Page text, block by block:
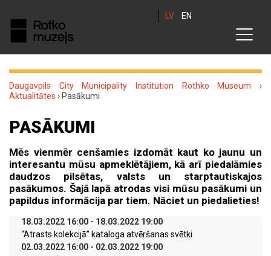
LV EN
Daugavpils City Municipality Institution Rothko Museum ›
Aktualitātes › Pasākumi
PASĀKUMI
Mēs vienmēr cenšamies izdomāt kaut ko jaunu un
interesantu mūsu apmeklētājiem, kā arī piedalāmies
daudzos pilsētas, valsts un starptautiskajos
pasākumos. Šajā lapā atrodas visi mūsu pasākumi un
papildus informācija par tiem. Nāciet un piedalieties!
18.03.2022 16:00 - 18.03.2022 19:00
“Atrasts kolekcijā” kataloga atvēršanas svētki
02.03.2022 16:00 - 02.03.2022 19:00